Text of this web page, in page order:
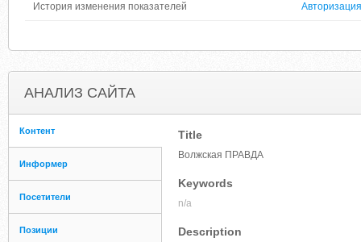
История изменения показателей Авторизация
АНАЛИЗ САЙТА
Контент
Информер
Посетители
Позиции
Title
Волжская ПРАВДА
Keywords
n/a
Description